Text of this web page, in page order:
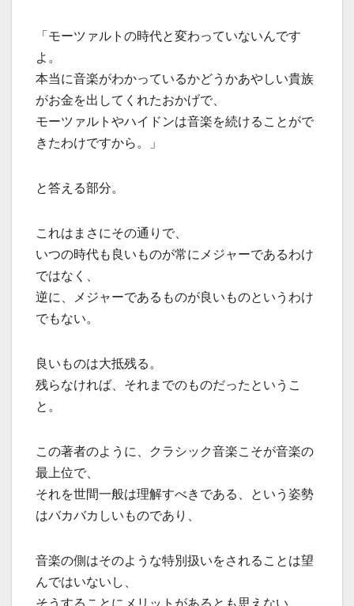
「モーツァルトの時代と変わっていないんです
よ。
本当に音楽がわかっているかどうかあやしい貴族
がお金を出してくれたおかげで、
モーツァルトやハイドンは音楽を続けることがで
きたわけですから。」
と答える部分。
これはまさにその通りで、
いつの時代も良いものが常にメジャーであるわけ
ではなく、
逆に、メジャーであるものが良いものというわけ
でもない。
良いものは大抵残る。
残らなければ、それまでのものだったというこ
と。
この著者のように、クラシック音楽こそが音楽の
最上位で、
それを世間一般は理解すべきである、という姿勢
はバカバカしいものであり、
音楽の側はそのような特別扱いをされることは望
んではいないし、